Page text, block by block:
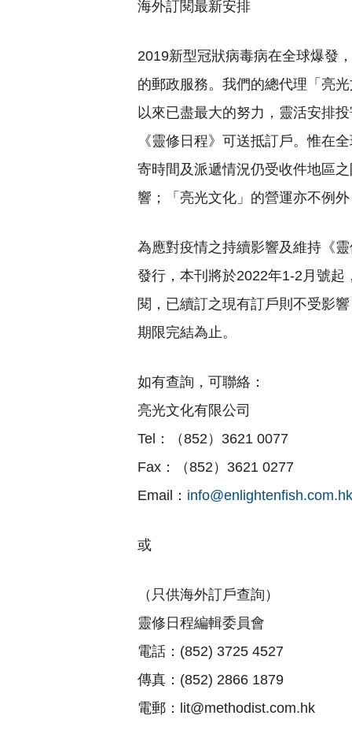
海外訂閱最新安排
2019新型冠狀病毒病在全球爆發
的郵政服務。我們的總代理「亮
以來已盡最大的努力，靈活安排
《靈修日程》可送抵訂戶。惟在
寄時間及派遞情況仍受收件地區
響；「亮光文化」的營運亦不例
為應對疫情之持續影響及維持《
發行，本刊將於2022年1-2月號起
閱，已續訂之現有訂戶則不受影
期限完結為止。
如有查詢，可聯絡：
亮光文化有限公司
Tel：（852）3621 0077
Fax：（852）3621 0277
Email： info@enlightenfish.com.hk
或
（只供海外訂戶查詢）
靈修日程編輯委員會
電話：(852) 3725 4527
傳真：(852) 2866 1879
電郵：
lit@methodist.com.hk